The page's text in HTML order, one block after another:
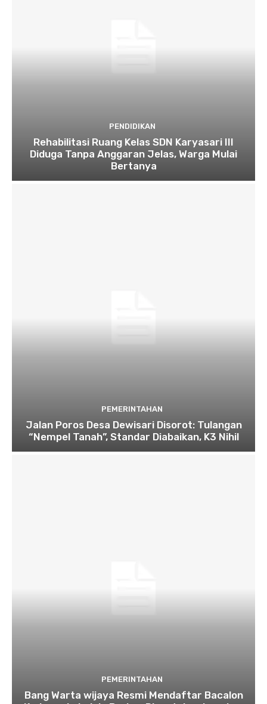
PENDIDIKAN
Rehabilitasi Ruang Kelas SDN Karyasari III
Diduga Tanpa Anggaran Jelas, Warga Mulai
Bertanya
PEMERINTAHAN
Jalan Poros Desa Dewisari Disorot: Tulangan
“Nempel Tanah”, Standar Diabaikan, K3 Nihil
PEMERINTAHAN
Bang Warta wijaya Resmi Mendaftar Bacalon